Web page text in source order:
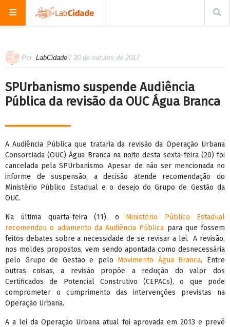
Por LabCidade / 20 de outubro de 2017
SPUrbanismo suspende Audiência
Pública da revisão da OUC Água Branca
A Audiência Pública que trataria da revisão da Operação Urbana
Consorciada (OUC) Água Branca na noite desta sexta-feira (20) foi
cancelada pela SPUrbanismo. Apesar de não ser mencionada no
informe de suspensão, a decisão atende recomendação do
Ministério Público Estadual e o desejo do Grupo de Gestão da
OUC.
Na última quarta-feira (11), o Ministério Público Estadual
recomendou o adiamento da Audiência Pública para que fossem
feitos debates sobre a necessidade de se revisar a lei. A revisão,
nos moldes propostos, vem sendo apontada como desnecessária
pelo Grupo de Gestão e pelo Movimento Água Branca. Entre
outras coisas, a revisão propõe a redução do valor dos
Certificados de Potencial Construtivo (CEPACs), o que pode
comprometer o cumprimento das intervenções previstas na
Operação Urbana.
A a lei da Operação Urbana atual foi aprovada em 2013 e prevê